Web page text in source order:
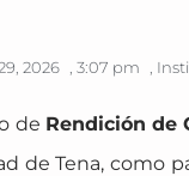
2026 3:07 pm
de Rendición de
de Tena, como